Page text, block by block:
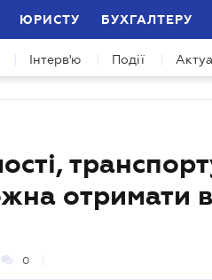
ЮРИСТУ БУХГАЛТЕРУ
Інтерв'ю Події
отримати
0